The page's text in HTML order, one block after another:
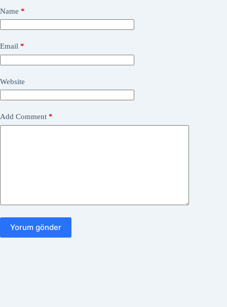
Name *
Email *
Website
Add Comment *
Yorum gönder